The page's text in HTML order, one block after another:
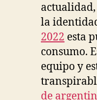
la
2022 esta
consumo.
equipo y
de